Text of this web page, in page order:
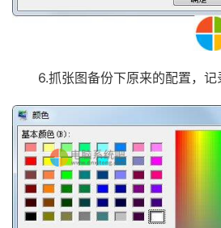
6.抓张图备份下原来的配置，记